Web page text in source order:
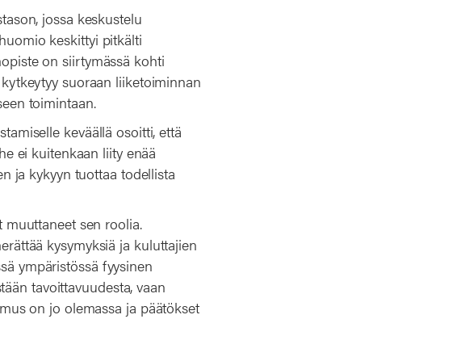
jossa keskustelu
keskittyi pitkälti
on siirtymässä kohti
suoraan liiketoiminnan
toimintaan.
keväällä osoitti, että
ei kuitenkaan liity enää
ja kykyyn tuottaa todellista
muuttaneet sen roolia.
kysymyksiä ja kuluttajien
ympäristössä fyysinen
tavoittavuudesta, vaan
on jo olemassa ja päätökset